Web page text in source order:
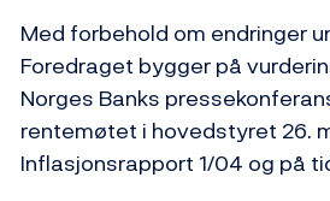
Med forbehold om endringer
Foredraget bygger på
Norges Banks
rentemøtet i hovedstyret 26.
Inflasjonsrapport 1/04 og på